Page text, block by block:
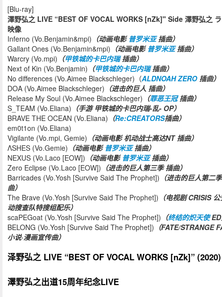
[Blu-ray]
澤野弘之 LIVE “BEST OF VOCAL WORKS [nZk]" Side 澤野弘之
映像
Inferno (Vo.Benjamin&mpi) （动画电影 普罗米亚插曲）
Gallant Ones (Vo.Benjamin&mpi) （动画电影 普罗米亚插曲）
Warcry (Vo.mpi) （甲铁城的卡巴内瑞插曲）
Next of Kin (Vo.Benjamin) （甲铁城的卡巴内瑞插曲）
No differences (Vo.Aimee Blackschleger)（ALDNOAH ZERO 插曲）
DOA (Vo.Aimee Blackschleger) （进击的巨人 插曲）
Release My Soul (Vo.Aimee Blackschleger) （罪恶王冠插曲）
S_TEAM (Vo.Eliana) （手游 甲铁城的卡巴内瑞-乱- OP）
BRAVE THE OCEAN (Vo.Eliana) （Re:CREATORS插曲）
em0t1on (Vo.Eliana)
Vigilante (Vo.mpi, Gemie) （动画电影 机动战士高达NT 插曲）
ΛSHES (Vo.Gemie) （动画电影 普罗米亚插曲）
NEXUS (Vo.Laco [EOW]) （动画电影 普罗米亚插曲）
Zero Eclipse (Vo.Laco [EOW]) （进击的巨人第三季 插曲）
Barricades (Vo.Yosh [Survive Said The Prophet]) （进击的巨人第二
曲）
The Brave (Vo.Yosh [Survive Said The Prophet]) （电视剧 CRISIS
动搜查队特搜组配乐）
scaPEGoat (Vo.Yosh [Survive Said The Prophet]) （终结的炽天使ED
BELONG (Vo.Yosh [Survive Said The Prophet]) （FATE/STRANGE
小说·漫画宣传曲）
泽野弘之 LIVE “BEST OF VOCAL WORKS [nZk]” (2020)
澤野弘之出道15周年纪念LIVE